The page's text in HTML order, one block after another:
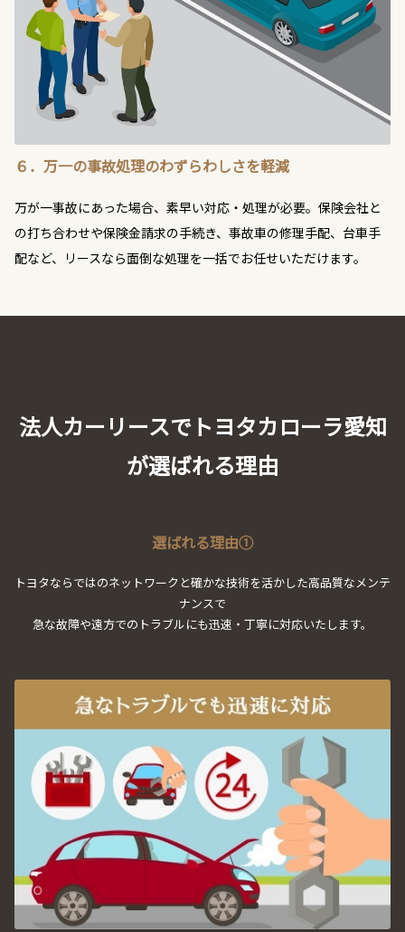
６．万一の事故処理のわずらわしさを軽減
万が一事故にあった場合、素早い対応・処理が必要。保険会社と
の打ち合わせや保険金請求の手続き、事故車の修理手配、台車手
配など、リースなら面倒な処理を一括でお任せいただけます。
法人カーリースでトヨタカローラ愛知
が選ばれる理由
選ばれる理由①
トヨタならではのネットワークと確かな技術を活かした高品質なメンテ
ナンスで
急な故障や遠方でのトラブルにも迅速・丁寧に対応いたします。